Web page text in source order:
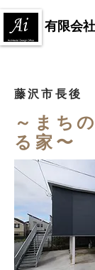
有限会
藤沢市長後
～まち
る家